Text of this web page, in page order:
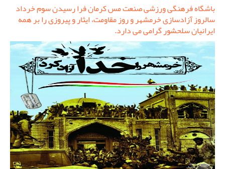
باشگاه فرهنگی ورزشی صنعت مس کرمان فرا رسیدن سوم خرداد
سالروز آزادسازی خرمشهر و روز مقاومت، ایثار و پیروزی را بر همه
ایرانیان سلحشور گرامی می دارد.